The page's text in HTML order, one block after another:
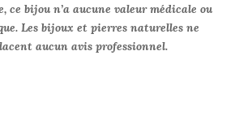
ce bijou n’a aucune valeur médicale ou
Les bijoux et pierres naturelles ne
aucun avis professionnel.